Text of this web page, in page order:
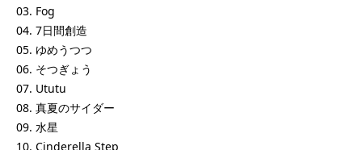
03. Fog
04. 7日間創造
05. ゆめうつつ
06. そつぎょう
07. Ututu
08. 真夏のサイダー
09. 水星
10. Cinderella Step